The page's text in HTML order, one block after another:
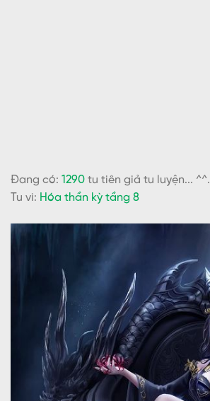
Đang có: 1290 tu tiên giả tu luyện... ^^.
Tu vi: Hóa thần kỳ tầng 8